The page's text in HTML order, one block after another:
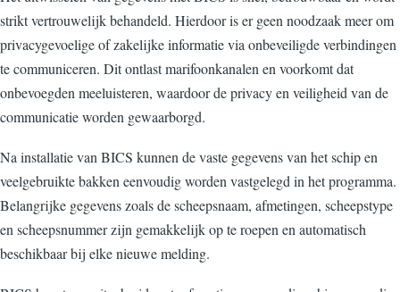
strikt vertrouwelijk behandeld. Hierdoor is er geen noodzaak meer om
privacygevoelige of zakelijke informatie via onbeveiligde verbindingen
te communiceren. Dit ontlast marifoonkanalen en voorkomt dat
onbevoegden meeluisteren, waardoor de privacy en veiligheid van de
communicatie worden gewaarborgd.
Na installatie van BICS kunnen de vaste gegevens van het schip en
veelgebruikte bakken eenvoudig worden vastgelegd in het programma.
Belangrijke gegevens zoals de scheepsnaam, afmetingen, scheepstype
en scheepsnummer zijn gemakkelijk op te roepen en automatisch
beschikbaar bij elke nieuwe melding.